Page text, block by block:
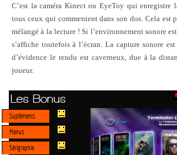
C’est la caméra Kinect ou EyeToy qui
tous ceux qui commentent dans son dos. Cela est
mélangé à la lecture ! Si l’environnement sonore
s’affiche toutefois à l’écran. La capture sonore
d’évidence le rendu est caverneux, due à la
joueur.
Les Bonus
Supléments
Menus
Sérigraphie